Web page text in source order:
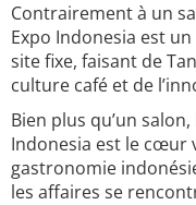
Contrairement à un
Expo Indonesia est
site fixe, faisant de
culture café et de
Bien plus qu’un
Indonesia est le cœur
gastronomie
les affaires se